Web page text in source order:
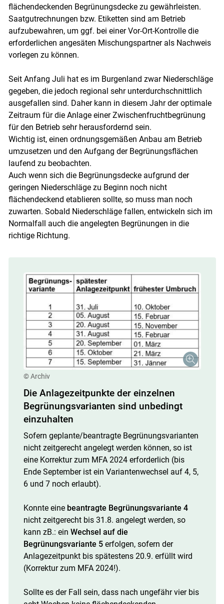
Skip to main content
flächendeckenden Begrünungsdecke zu gewährleisten.
Saatgutrechnungen bzw. Etiketten sind am Betrieb
aufzubewahren, um ggf. bei einer Vor-Ort-Kontrolle die
erforderlichen angesäten Mischungspartner als Nachweis
vorlegen zu können.
Seit Anfang Juli hat es im Burgenland zwar Niederschläge
gegeben, die jedoch regional sehr unterdurchschnittlich
ausgefallen sind. Daher kann in diesem Jahr der optimale
Zeitraum für die Anlage einer Zwischenfruchtbegrünung
für den Betrieb sehr herausfordernd sein.
Wichtig ist, einen ordnungsgemäßen Anbau am Betrieb
umzusetzen und den Aufgang der Begrünungsflächen
laufend zu beobachten.
Auch wenn sich die Begrünungsdecke aufgrund der
geringen Niederschläge zu Beginn noch nicht
flächendeckend etablieren sollte, so muss man noch
zuwarten. Sobald Niederschläge fallen, entwickeln sich im
Normalfall auch die angelegten Begrünungen in die
richtige Richtung.
© Archiv
Die Anlagezeitpunkte der einzelnen
Begrünungsvarianten sind unbedingt
einzuhalten
Sofern geplante/beantragte Begrünungsvarianten
nicht zeitgerecht angelegt werden können, so ist
eine Korrektur zum MFA 2024 erforderlich (bis
Ende September ist ein Variantenwechsel auf 4, 5,
6 und 7 noch erlaubt).
Konnte eine beantragte Begrünungsvariante 4
nicht zeitgerecht bis 31.8. angelegt werden, so
kann zB.: ein Wechsel auf die
Begrünungsvariante 5erfolgen, sofern der
Anlagezeitpunkt bis spätestens 20.9. erfüllt wird
(Korrektur zum MFA 2024!).
Sollte es der Fall sein, dass nach ungefähr vier bis